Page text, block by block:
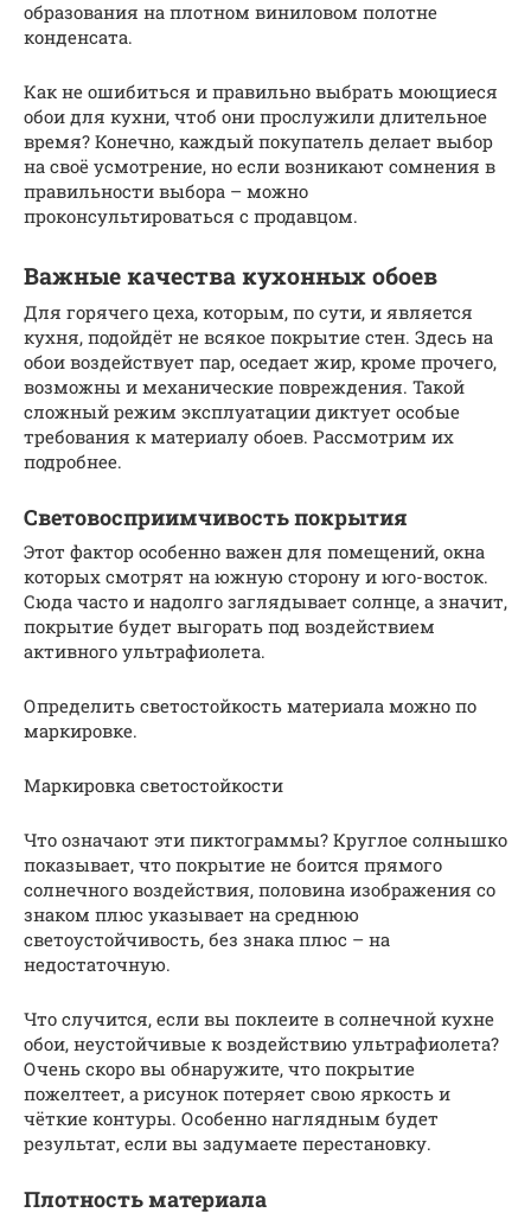
образования на плотном виниловом полотне
конденсата.
Как не ошибиться и правильно выбрать моющиеся
обои для кухни, чтоб они прослужили длительное
время? Конечно, каждый покупатель делает выбор
на своё усмотрение, но если возникают сомнения в
правильности выбора – можно
проконсультироваться с продавцом.
Важные качества кухонных обоев
Для горячего цеха, которым, по сути, и является
кухня, подойдёт не всякое покрытие стен. Здесь на
обои воздействует пар, оседает жир, кроме прочего,
возможны и механические повреждения. Такой
сложный режим эксплуатации диктует особые
требования к материалу обоев. Рассмотрим их
подробнее.
Световосприимчивость покрытия
Этот фактор особенно важен для помещений, окна
которых смотрят на южную сторону и юго-восток.
Сюда часто и надолго заглядывает солнце, а значит,
покрытие будет выгорать под воздействием
активного ультрафиолета.
Определить светостойкость материала можно по
маркировке.
Маркировка светостойкости
Что означают эти пиктограммы? Круглое солнышко
показывает, что покрытие не боится прямого
солнечного воздействия, половина изображения со
знаком плюс указывает на среднюю
светоустойчивость, без знака плюс – на
недостаточную.
Что случится, если вы поклеите в солнечной кухне
обои, неустойчивые к воздействию ультрафиолета?
Очень скоро вы обнаружите, что покрытие
пожелтеет, а рисунок потеряет свою яркость и
чёткие контуры. Особенно наглядным будет
результат, если вы задумаете перестановку.
Плотность материала